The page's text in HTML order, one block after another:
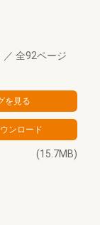
／ 全92ページ
(15.7MB)